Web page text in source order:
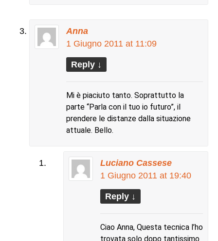
Anna
1 Giugno 2011 at 11:09
Reply ↓
Mi è piaciuto tanto. Soprattutto la
parte “Parla con il tuo io futuro”, il
prendere le distanze dalla situazione
attuale. Bello.
Luciano Cassese
1 Giugno 2011 at 19:40
Reply ↓
Ciao Anna, Questa tecnica l’ho
trovata solo dopo tantissimo